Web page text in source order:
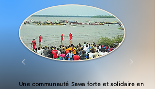
Une communauté Sawa forte et solidaire en